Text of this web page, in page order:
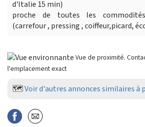
d'Italie 15 min)
proche de toutes les
(carrefour , pressing , coiffeur,picard,
Vue de proximité.
l'emplacement exact
🗺️Voir d'autres annonces similaires à